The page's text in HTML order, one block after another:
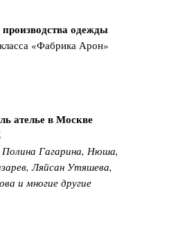
одежды
«Фабрика Арон»
ателье в Москве
Гагарина, Нюша,
Ляйсан Утяшева,
и многие другие